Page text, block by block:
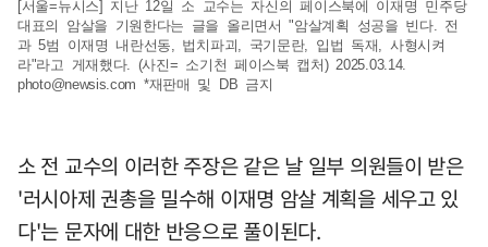
[서울=뉴시스] 지난 12일 소 교수는 자신의 페이스북에 이재명 민주당
대표의 암살을 기원한다는 글을 올리면서 "암살계획 성공을 빈다. 전
과 5범 이재명 내란선동, 법치파괴, 국기문란, 입법 독재, 사형시켜
라"라고 게재했다. (사진= 소기천 페이스북 캡처) 2025.03.14.
photo@newsis.com *재판매 및 DB 금지
소 전 교수의 이러한 주장은 같은 날 일부 의원들이 받은
'러시아제 권총을 밀수해 이재명 암살 계획을 세우고 있
다'는 문자에 대한 반응으로 풀이된다.